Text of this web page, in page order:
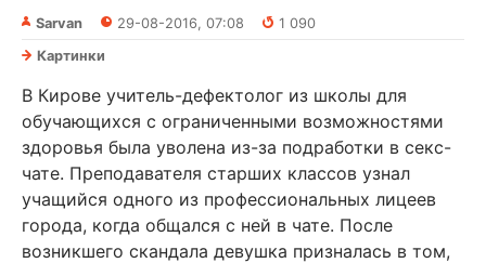
Sarvan 29-08-2016, 07:08
1 090
Картинки
В Кирове учитель-дефектолог из школы для
обучающихся с ограниченными возможностями
здоровья была уволена из-за подработки в секс-
чате. Преподавателя старших классов узнал
учащийся одного из профессиональных лицеев
города, когда общался с ней в чате. После
возникшего скандала девушка призналась в том,